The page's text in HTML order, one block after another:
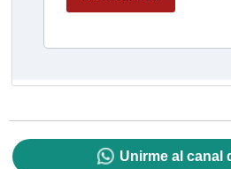
Unirme al canal